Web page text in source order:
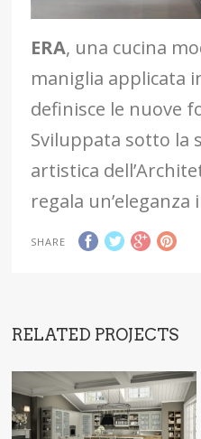
ERA, una cucina
maniglia applicata
definisce le nuove
Sviluppata sotto la
artistica
regala
SHARE
RELATED PROJECTS